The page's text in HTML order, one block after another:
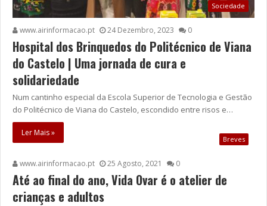
Sociedade
www.airinformacao.pt 24 Dezembro, 2023 0
Hospital dos Brinquedos do Politécnico de Viana
do Castelo | Uma jornada de cura e
solidariedade
Num cantinho especial da Escola Superior de Tecnologia e Gestão
do Politécnico de Viana do Castelo, escondido entre risos e…
Ler Mais »
Breves
www.airinformacao.pt 25 Agosto, 2021 0
Até ao final do ano, Vida Ovar é o atelier de
crianças e adultos